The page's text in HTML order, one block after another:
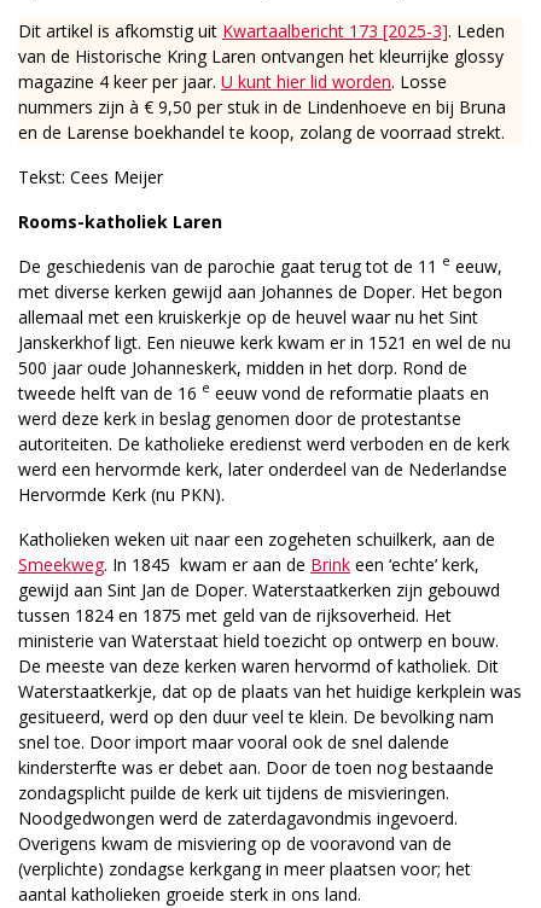
Dit artikel is afkomstig uit Kwartaalbericht 173 [2025-3]. Leden
van de Historische Kring Laren ontvangen het kleurrijke glossy
magazine 4 keer per jaar. U kunt hier lid worden. Losse
nummers zijn à € 9,50 per stuk in de Lindenhoeve en bij Bruna
en de Larense boekhandel te koop, zolang de voorraad strekt.
Tekst: Cees Meijer
Rooms-katholiek Laren
De geschiedenis van de parochie gaat terug tot de 11 e eeuw,
met diverse kerken gewijd aan Johannes de Doper. Het begon
allemaal met een kruiskerkje op de heuvel waar nu het Sint
Janskerkhof ligt. Een nieuwe kerk kwam er in 1521 en wel de nu
500 jaar oude Johanneskerk, midden in het dorp. Rond de
tweede helft van de 16 e eeuw vond de reformatie plaats en
werd deze kerk in beslag genomen door de protestantse
autoriteiten. De katholieke eredienst werd verboden en de kerk
werd een hervormde kerk, later onderdeel van de Nederlandse
Hervormde Kerk (nu PKN).
Katholieken weken uit naar een zogeheten schuilkerk, aan de
Smeekweg. In 1845 kwam er aan de Brink een ‘echte’ kerk,
gewijd aan Sint Jan de Doper. Waterstaatkerken zijn gebouwd
tussen 1824 en 1875 met geld van de rijksoverheid. Het
ministerie van Waterstaat hield toezicht op ontwerp en bouw.
De meeste van deze kerken waren hervormd of katholiek. Dit
Waterstaatkerkje, dat op de plaats van het huidige kerkplein was
gesitueerd, werd op den duur veel te klein. De bevolking nam
snel toe. Door import maar vooral ook de snel dalende
kindersterfte was er debet aan. Door de toen nog bestaande
zondagsplicht puilde de kerk uit tijdens de misvieringen.
Noodgedwongen werd de zaterdagavondmis ingevoerd.
Overigens kwam de misviering op de vooravond van de
(verplichte) zondagse kerkgang in meer plaatsen voor; het
aantal katholieken groeide sterk in ons land.